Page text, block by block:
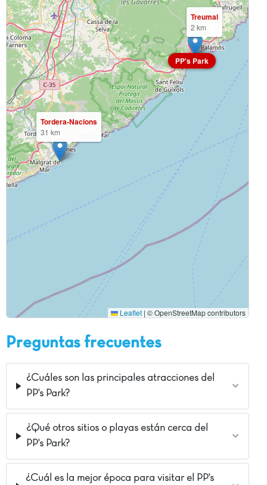
PP's Park
Treumal
2 km
Tordera-Nacions
31 km
Leaflet | © OpenStreetMap contributors
Preguntas frecuentes
¿Cuáles son las principales atracciones del
PP's Park?
¿Qué otros sitios o playas están cerca del
PP's Park?
¿Cuál es la mejor época para visitar el PP's